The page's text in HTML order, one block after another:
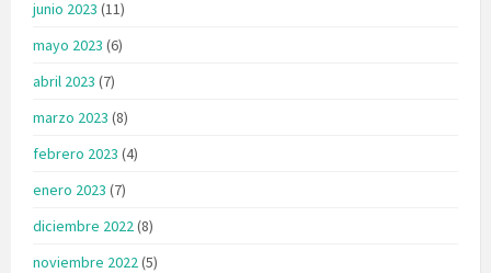
junio 2023 (11)
mayo 2023 (6)
abril 2023 (7)
marzo 2023 (8)
febrero 2023 (4)
enero 2023 (7)
diciembre 2022(8)
noviembre 2022(5)